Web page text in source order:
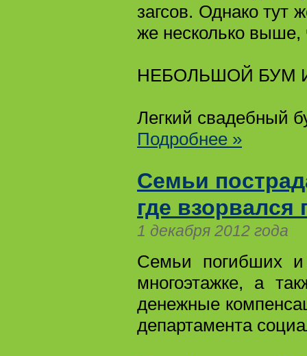
загсов. Однако тут
же несколько
НЕБОЛЬШОЙ БУМ
Легкий свадебный
Подробнее »
Семьи
где взорвался
1 декабря 2012 года
Семьи погибших и
многоэтажке, а
денежные
департамента